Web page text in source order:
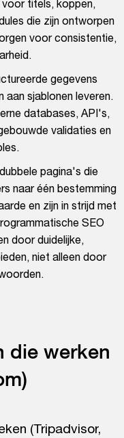
voor titels, koppen,
die zijn ontworpen
voor consistentie,
gegevens
aan sjablonen leveren.
databases, API's,
validaties en
pagina's die
naar één bestemming
en zijn in strijd met
SEO
door duidelijke,
niet alleen door
die werken
(Tripadvisor,